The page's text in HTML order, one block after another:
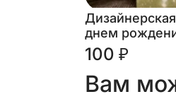
Дизайнерская
днем
100 ₽
Вам